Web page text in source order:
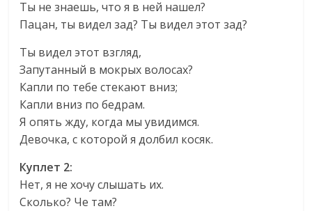
Ты не знаешь, что я в ней нашел?
Пацан, ты видел зад? Ты видел этот зад?
Ты видел этот взгляд,
Запутанный в мокрых волосах?
Капли по тебе стекают вниз;
Капли вниз по бедрам.
Я опять жду, когда мы увидимся.
Девочка, с которой я долбил косяк.
Куплет 2:
Нет, я не хочу слышать их.
Сколько? Че там?